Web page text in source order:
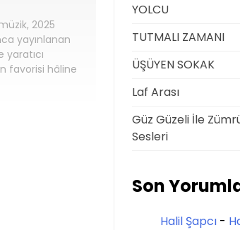
2025
yayınlanan
favorisi hâline
YOLCU
TUTMALI ZAMANI
ÜŞÜYEN SOKAK
Laf Arası
Güz Güzeli İle
Sesleri
Son
Halil Şapcı -